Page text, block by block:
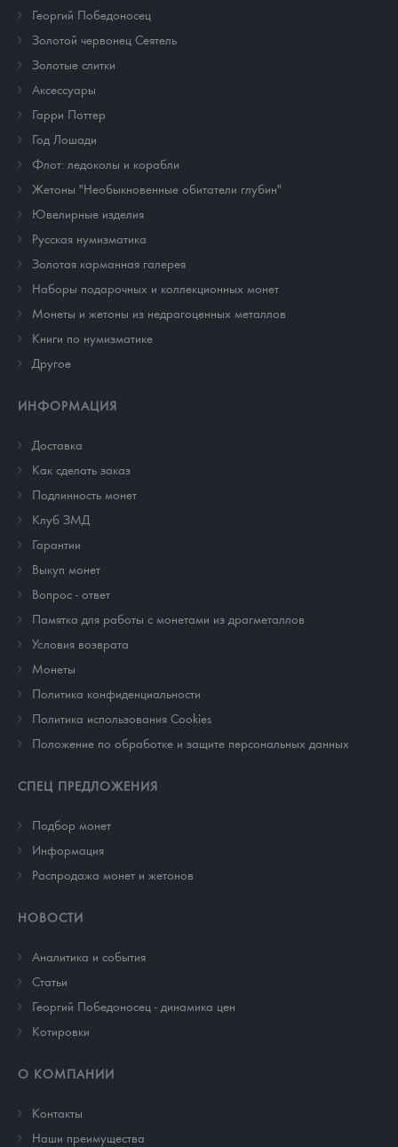
Георгий Победоносец
Золотой червонец Сеятель
Золотые слитки
Аксессуары
Гарри Поттер
Год Лошади
Флот: ледоколы и корабли
Жетоны "Необыкновенные обитатели глубин"
Ювелирные изделия
Русская нумизматика
Золотая карманная галерея
Наборы подарочных и коллекционных монет
Монеты и жетоны из недрагоценных металлов
Книги по нумизматике
Другое
ИНФОРМАЦИЯ
Доставка
Как сделать заказ
Подлинность монет
Клуб ЗМД
Гарантии
Выкуп монет
Вопрос - ответ
Памятка для работы с монетами из драгметаллов
Условия возврата
Монеты
Политика конфиденциальности
Политика использования Cookies
Положение по обработке и защите персональных данных
СПЕЦ ПРЕДЛОЖЕНИЯ
Подбор монет
Информация
Распродажа монет и жетонов
НОВОСТИ
Аналитика и события
Cтатьи
Георгий Победоносец - динамика цен
Котировки
О КОМПАНИИ
Контакты
Наши преимущества